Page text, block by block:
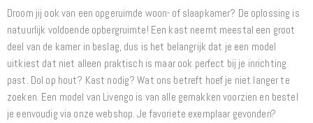
Droom jij ook van een opgeruimde woon- of slaapkamer? De oplossing is
natuurlijk voldoende opbergruimte! Een kast neemt meestal een groot
deel van de kamer in beslag, dus is het belangrijk dat je een model
uitkiest dat niet alleen praktisch is maar ook perfect bij je inrichting
past. Dol op hout? Kast nodig? Wat ons betreft hoef je niet langer te
zoeken. Een model van Livengo is van alle gemakken voorzien en bestel
je eenvoudig via onze webshop. Je favoriete exemplaar gevonden?